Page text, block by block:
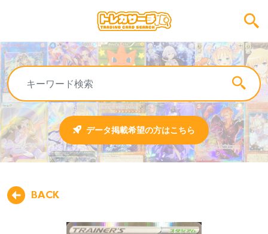
データ掲載希望の方はこちら
BACK